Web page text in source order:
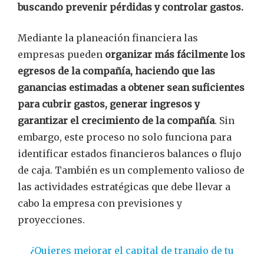
buscando prevenir pérdidas y controlar gastos.
Mediante la planeación financiera las
empresas pueden organizar más fácilmente los
egresos de la compañía, haciendo que las
ganancias estimadas a obtener sean suficientes
para cubrir gastos, generar ingresos y
garantizar el crecimiento de la compañía. Sin
embargo, este proceso no solo funciona para
identificar estados financieros balances o flujo
de caja. También es un complemento valioso de
las actividades estratégicas que debe llevar a
cabo la empresa con previsiones y
proyecciones.
¿Quieres mejorar el capital de tranajo de tu